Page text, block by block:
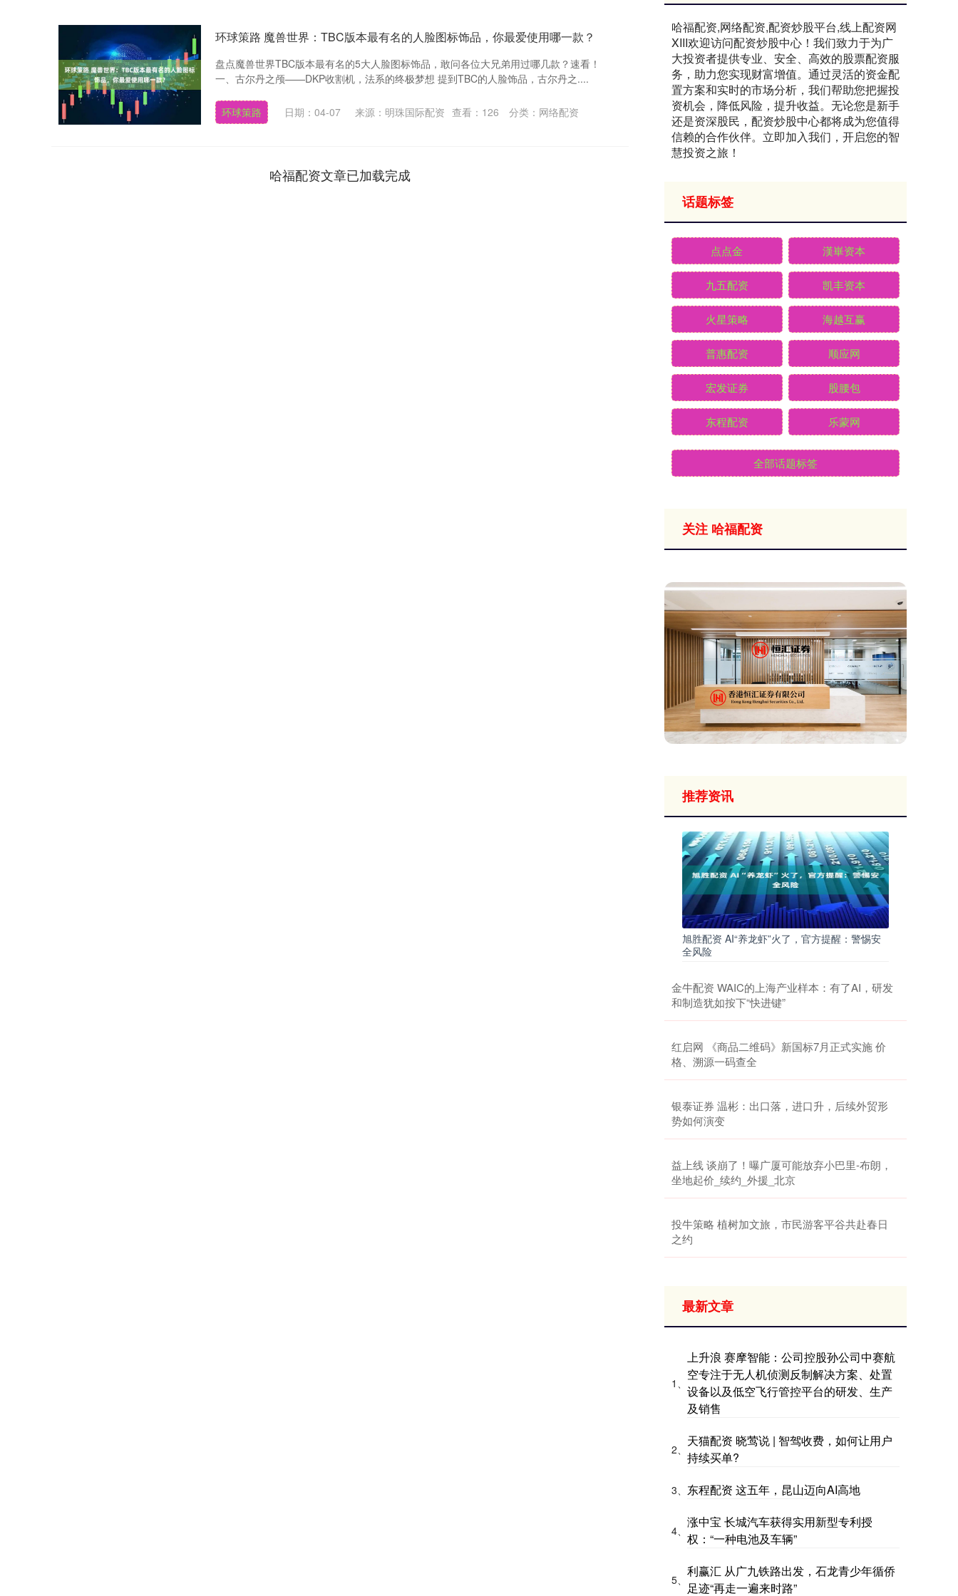
环球策路 魔兽世界：TBC版本最有名的人脸图标饰品，你最爱使用哪一款？
盘点魔兽世界TBC版本最有名的5大人脸图标饰品，敢问各位大兄弟用过哪几款？速看！
一、古尔丹之颅——DKP收割机，法系的终极梦想 提到TBC的人脸饰品，古尔丹之....
环球策路 日期：04-07 来源：明珠国际配资 查看： 126 分类： 网络配资
哈福配资文章已加载完成
哈福配资,网络配资,配资炒股平台,线上配资网
XIII‌欢迎访问配资炒股中心！我们致力于为广
大投资者提供专业、安全、高效的股票配资服
务，助力您实现财富增值。通过灵活的资金配
置方案和实时的市场分析，我们帮助您把握投
资机会，降低风险，提升收益。无论您是新手
还是资深股民，配资炒股中心都将成为您值得
信赖的合作伙伴。立即加入我们，开启您的智
慧投资之旅！
话题标签
点点金 漢崋资本
九五配资 凯丰资本
火星策略 海越互赢
普惠配资 顺应网
宏发证券 股腰包
东程配资 乐蒙网
全部话题标签
关注 哈福配资
推荐资讯
旭胜配资 AI“养龙虾”火了，官方提醒：警惕安
全风险
金牛配资 WAIC的上海产业样本：有了AI，研发
和制造犹如按下“快进键”
红启网 《商品二维码》新国标7月正式实施 价
格、溯源一码查全
银泰证券 温彬：出口落，进口升，后续外贸形
势如何演变
益上线 谈崩了！曝广厦可能放弃小巴里-布朗，
坐地起价_续约_外援_北京
投牛策略 植树加文旅，市民游客平谷共赴春日
之约
最新文章
1、
上升浪 赛摩智能：公司控股孙公司中赛航
空专注于无人机侦测反制解决方案、处置
设备以及低空飞行管控平台的研发、生产
及销售
2、
天猫配资 晓莺说 | 智驾收费，如何让用户
持续买单?
3、 东程配资 这五年，昆山迈向AI高地
4、
涨中宝 长城汽车获得实用新型专利授
权：“一种电池及车辆”
5、
利赢汇 从广九铁路出发，石龙青少年循侨
足迹“再走一遍来时路”